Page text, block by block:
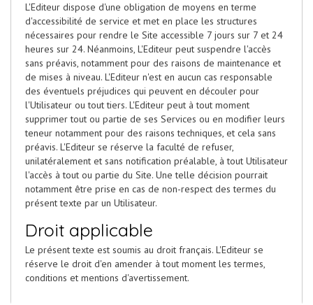
L'Editeur dispose d'une obligation de moyens en terme
d'accessibilité de service et met en place les structures
nécessaires pour rendre le Site accessible 7 jours sur 7 et 24
heures sur 24. Néanmoins, L'Editeur peut suspendre l'accès
sans préavis, notamment pour des raisons de maintenance et
de mises à niveau. L'Editeur n'est en aucun cas responsable
des éventuels préjudices qui peuvent en découler pour
l'Utilisateur ou tout tiers. L'Editeur peut à tout moment
supprimer tout ou partie de ses Services ou en modifier leurs
teneur notamment pour des raisons techniques, et cela sans
préavis. L'Editeur se réserve la faculté de refuser,
unilatéralement et sans notification préalable, à tout Utilisateur
l'accès à tout ou partie du Site. Une telle décision pourrait
notamment être prise en cas de non-respect des termes du
présent texte par un Utilisateur.
Droit applicable
Le présent texte est soumis au droit français. L'Editeur se
réserve le droit d'en amender à tout moment les termes,
conditions et mentions d'avertissement.